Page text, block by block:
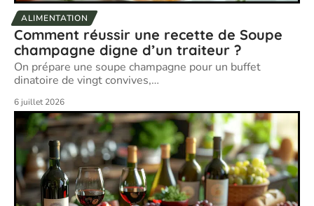
ALIMENTATION
Comment réussir une recette de Soupe
champagne digne d’un traiteur ?
On prépare une soupe champagne pour un buffet
dinatoire de vingt convives,…
6 juillet 2026